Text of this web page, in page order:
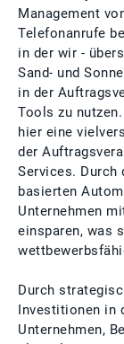
Management
Telefonanrufe
in der wir -
Sand- und
in der
Tools zu
hier eine
der
Services. Durch
basierten
Unternehmen
einsparen, was
Durch
Investitionen in
Unternehmen,